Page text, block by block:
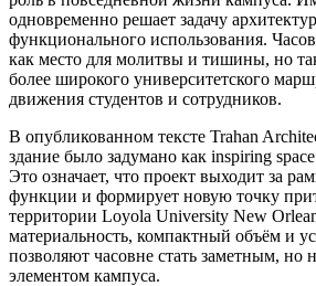
одновременно решает задачу
функционального использования.
как место для молитвы и тишины, но
более широкого университетского
движения студентов и сотрудников.
В опубликованном тексте Trahan
здание было задумано как inspiring
Это означает, что проект выходит за
функции и формирует новую точку
территории Loyola University New
материальность, компактный объём и
позволяют часовне стать заметным,
элементом кампуса.